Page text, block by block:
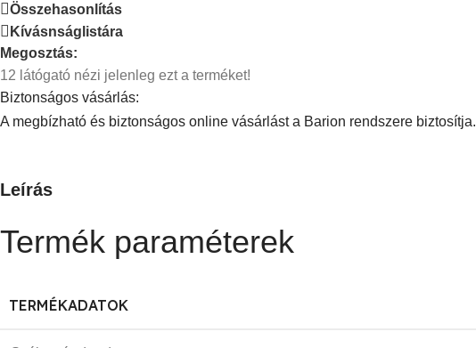
Összehasonlítás
Kívásnságlistára
Megosztás:
12 látógató nézi jelenleg ezt a terméket!
Biztonságos vásárlás:
A megbízható és biztonságos online vásárlást a Barion rendszere biztosítja.
Leírás
Termék paraméterek
TERMÉKADATOK